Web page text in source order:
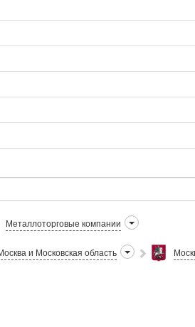
Металлоторговые компании
и Московская область